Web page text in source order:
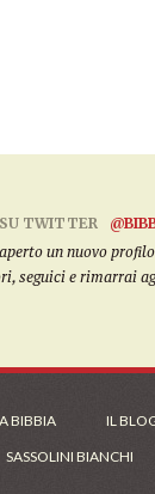
TWITTER
un nuovo
seguici e rimarrai
BIBBIA IL
SASSOLINI BIANCHI